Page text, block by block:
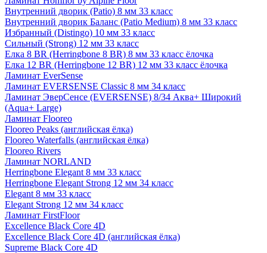
Внутренний дворик (Patio) 8 мм 33 класс
Внутренний дворик Баланс (Patio Medium) 8 мм 33 класс
Избранный (Distingo) 10 мм 33 класс
Сильный (Strong) 12 мм 33 класс
Елка 8 BR (Herringbone 8 BR) 8 мм 33 класс ёлочка
Елка 12 BR (Herringbone 12 BR) 12 мм 33 класс ёлочка
Ламинат EverSense
Ламинат EVERSENSE Classic 8 мм 34 класс
Ламинат ЭверСенсе (EVERSENSE) 8/34 Аква+ Широкий
(Aqua+ Large)
Ламинат Flooreo
Flooreo Peaks (английская ёлка)
Flooreo Waterfalls (английская ёлка)
Flooreo Rivers
Ламинат NORLAND
Herringbone Elegant 8 мм 33 класс
Herringbone Elegant Strong 12 мм 34 класс
Elegant 8 мм 33 класс
Elegant Strong 12 мм 34 класс
Ламинат FirstFloor
Excellence Black Core 4D
Excellence Black Core 4D (английская ёлка)
Supreme Black Core 4D